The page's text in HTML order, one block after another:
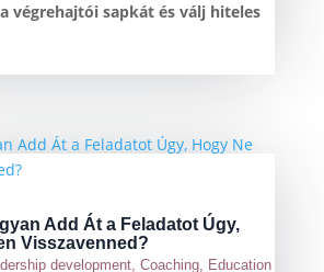
végrehajtói sapkát és válj hiteles
Add Át a Feladatot Úgy,
Visszavenned?
development, Coaching, Education